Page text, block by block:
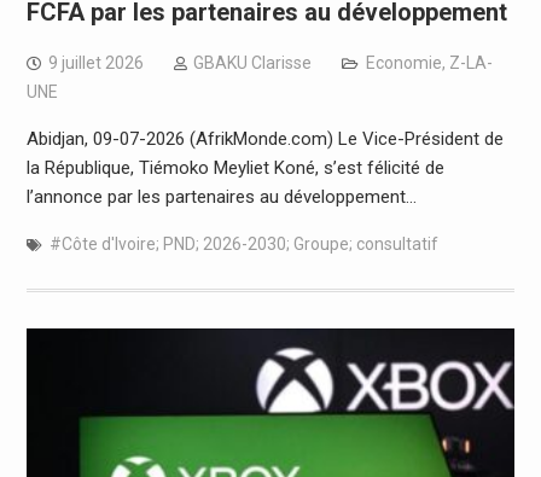
FCFA par les partenaires au développement
9 juillet 2026 GBAKU Clarisse Economie, Z-LA-
UNE
Abidjan, 09-07-2026 (AfrikMonde.com) Le Vice-Président de
la République, Tiémoko Meyliet Koné, s’est félicité de
l’annonce par les partenaires au développement…
#Côte d'Ivoire; PND; 2026-2030; Groupe; consultatif